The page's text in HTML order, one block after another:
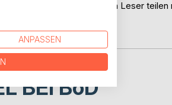
ich hier mit dem geneigten Leser
BEIBoD
ANPASSEN